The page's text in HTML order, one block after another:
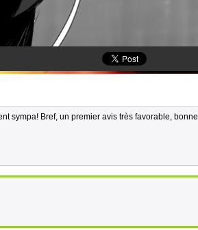
sympa! Bref, un premier avis très favorable, bonne